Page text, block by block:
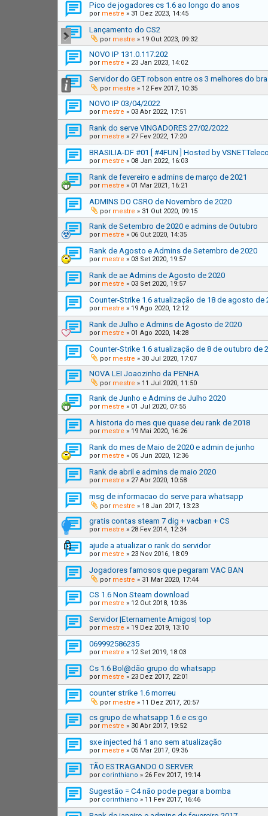
Pico de jogadores cs 1.6 ao longo do anos
por mestre » 31 Dez 2023, 14:45
Lançamento do CS2
por mestre » 19 Out 2023, 09:32
NOVO IP 131.0.117.202
por mestre » 23 Jan 2023, 14:02
Servidor do GET robson entre os 3 melhores do
por mestre » 12 Fev 2017, 10:35
NOVO IP 03/04/2022
por mestre » 03 Abr 2022, 17:51
Rank do serve VINGADORES 27/02/2022
por mestre » 27 Fev 2022, 17:20
BRASILIA-DF #01 [ #4FUN ] Hosted by
por mestre » 08 Jan 2022, 16:03
Rank de fevereiro e admins de março de 2021
por mestre » 01 Mar 2021, 16:21
ADMINS DO CSRO de Novembro de 2020
por mestre » 31 Out 2020, 09:15
Rank de Setembro de 2020 e admins de Outubro
por mestre » 06 Out 2020, 14:35
Rank de Agosto e Admins de Setembro de 2020
por mestre » 03 Set 2020, 19:57
Rank de ae Admins de Agosto de 2020
por mestre » 03 Set 2020, 19:57
Counter-Strike 1.6 atualização de 18 de agosto de
por mestre » 19 Ago 2020, 12:12
Rank de Julho e Admins de Agosto de 2020
por mestre » 01 Ago 2020, 14:28
Counter-Strike 1.6 atualização de 8 de outubro de
por mestre » 30 Jul 2020, 17:07
NOVA LEI Joaozinho da PENHA
por mestre » 11 Jul 2020, 11:50
Rank de Junho e Admins de Julho 2020
por mestre » 01 Jul 2020, 07:55
A historia do mes que quase deu rank de 2018
por mestre » 19 Mai 2020, 16:26
Rank do mes de Maio de 2020 e admin de junho
por mestre » 05 Jun 2020, 12:36
Rank de abril e admins de maio 2020
por mestre » 27 Abr 2020, 10:58
msg de informacao do serve para whatsapp
por mestre » 18 Jan 2017, 13:23
gratis contas steam 7 dig + vacban + CS
por mestre » 28 Fev 2014, 12:34
ajude a atualizar o rank do servidor
por mestre » 23 Nov 2016, 18:09
Jogadores famosos que pegaram VAC BAN
por mestre » 31 Mar 2020, 17:44
CS 1.6 Non Steam download
por mestre » 12 Out 2018, 10:36
Servidor |Eternamente Amigos| top
por mestre » 19 Dez 2019, 13:10
069992586235
por mestre » 12 Set 2019, 18:03
Cs 1.6 Bol@dão grupo do whatsapp
por mestre » 23 Dez 2017, 22:01
counter strike 1.6 morreu
por mestre » 11 Dez 2017, 20:57
cs grupo de whatsapp 1.6 e cs:go
por mestre » 30 Abr 2017, 19:52
sxe injected há 1 ano sem atualização
por mestre » 05 Mar 2017, 09:36
TÃO ESTRAGANDO O SERVER
por corinthiano » 26 Fev 2017, 19:14
Sugestão = C4 não pode pegar a bomba
por corinthiano » 11 Fev 2017, 16:46